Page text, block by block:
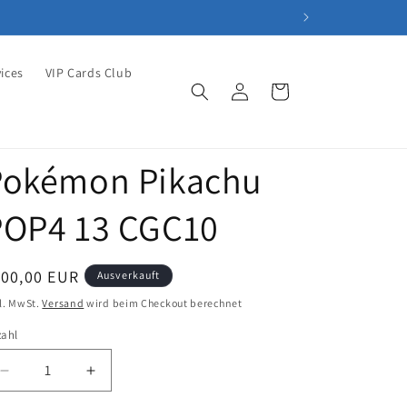
VIP Cards Club
EinloggenWarenkorb
Pikachu
13 CGC10
EUR Ausverkauft
MwSt.Versand wird beim Checkout berechnet
Verringere
die
Erhöhe
die